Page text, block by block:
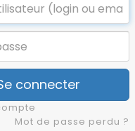
connecter
Mot de passe perdu ?